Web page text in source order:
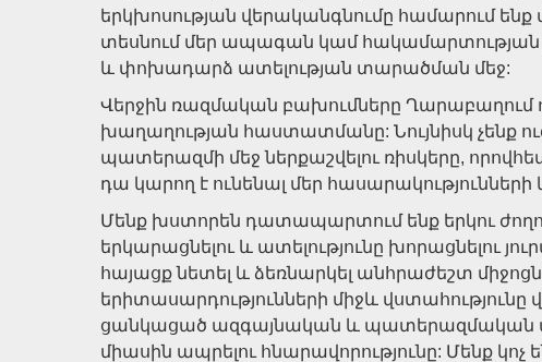
երկխոսության վերականգնումը համարում
տեսնում մեր ապագան կամ հակամարտության
և փոխադարձ ատելության տարածման մեջ:
Վերջին ռազմական բախումները Ղարաբաղում
խաղաղության հաստատմանը: Նույնիսկ չենք
պատերազմի մեջ ներքաշվելու ռիսկերը,
դա կարող է ունենալ մեր
Մենք խստորեն դատապարտում ենք երկու
երկարացնելու և ատելությունը խորացնելու
հայացք նետել և ձեռնարկել անհրաժեշտ
երիտասարդությունների միջև վստահությունը
ցանկացած ազգայնական և պատերազմական
միասին ապրելու հնարավորությունը: Մենք